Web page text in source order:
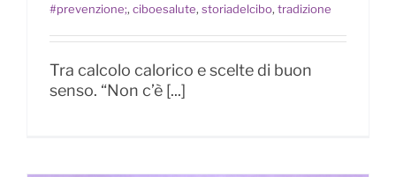
Qual è la dieta giusta per me?
#prevenzione;, ciboesalute, storiadelcibo, tradizione
Tra calcolo calorico e scelte di buon
senso. “Non c’è [...]